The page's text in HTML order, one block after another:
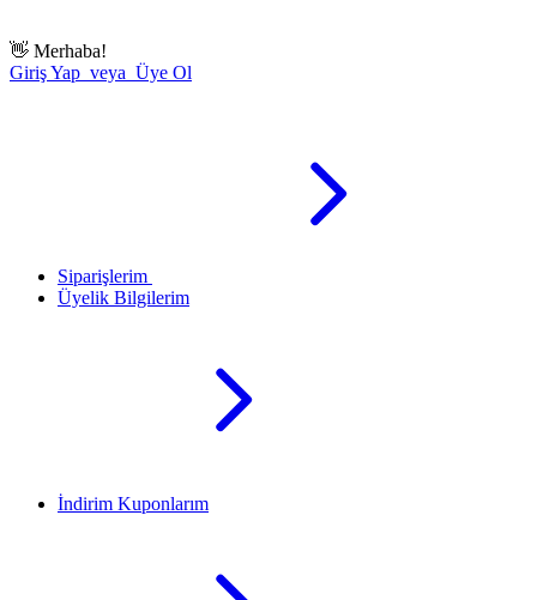
👋 Merhaba!
Giriş Yap veya Üye Ol
Siparişlerim
Üyelik Bilgilerim
İndirim Kuponlarım